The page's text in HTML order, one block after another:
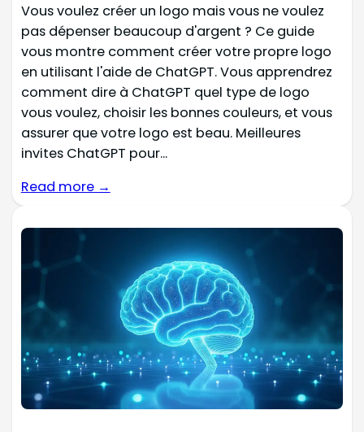
Vous voulez créer un logo mais vous ne voulez
pas dépenser beaucoup d'argent ? Ce guide
vous montre comment créer votre propre logo
en utilisant l'aide de ChatGPT. Vous apprendrez
comment dire à ChatGPT quel type de logo
vous voulez, choisir les bonnes couleurs, et vous
assurer que votre logo est beau. Meilleures
invites ChatGPT pour...
Read more →